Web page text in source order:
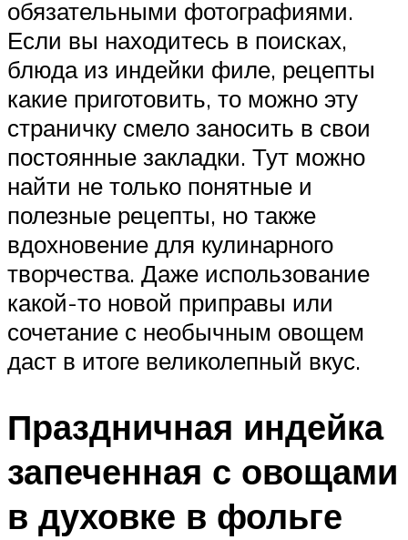
обязательными фотографиями.
Если вы находитесь в поисках,
блюда из индейки филе, рецепты
какие приготовить, то можно эту
страничку смело заносить в свои
постоянные закладки. Тут можно
найти не только понятные и
полезные рецепты, но также
вдохновение для кулинарного
творчества. Даже использование
какой-то новой приправы или
сочетание с необычным овощем
даст в итоге великолепный вкус.
Праздничная индейка
запеченная с овощами
в духовке в фольге